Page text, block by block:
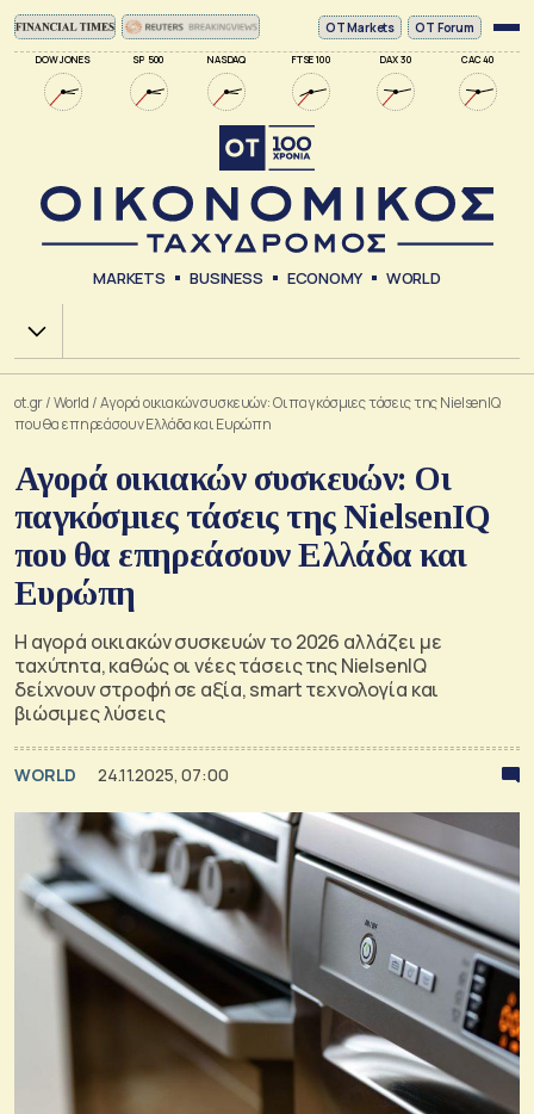
DOW JONES SP 500 NASDAQ FTSE 100 DAX 30 CAC 40
ΟΤ Markets OT Forum
MARKETS BUSINESS ECONOMY WORLD
Χ.Α.
ot.gr/World /Αγορά οικιακών συσκευών: Οι παγκόσμιες τάσεις της NielsenIQ
που θα επηρεάσουν Ελλάδα και Ευρώπη
Αγορά οικιακών συσκευών: Οι
παγκόσμιες τάσεις της NielsenIQ
που θα επηρεάσουν Ελλάδα και
Ευρώπη
Η αγορά οικιακών συσκευών το 2026 αλλάζει με
ταχύτητα, καθώς οι νέες τάσεις της NielsenIQ
δείχνουν στροφή σε αξία, smart τεχνολογία και
βιώσιμες λύσεις
WORLD 24.11.2025, 07:00